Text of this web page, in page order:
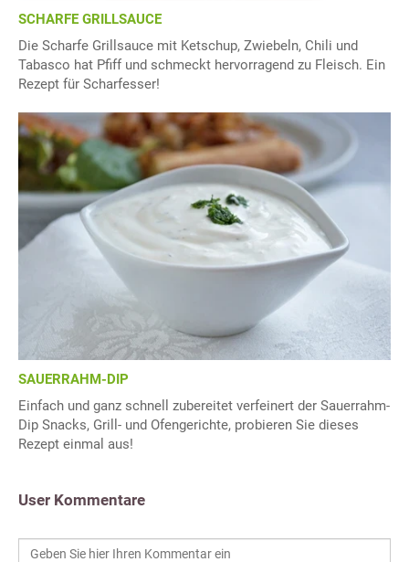
SCHARFE GRILLSAUCE
Die Scharfe Grillsauce mit Ketschup, Zwiebeln, Chili und
Tabasco hat Pfiff und schmeckt hervorragend zu Fleisch. Ein
Rezept für Scharfesser!
SAUERRAHM-DIP
Einfach und ganz schnell zubereitet verfeinert der Sauerrahm-
Dip Snacks, Grill- und Ofengerichte, probieren Sie dieses
Rezept einmal aus!
User Kommentare